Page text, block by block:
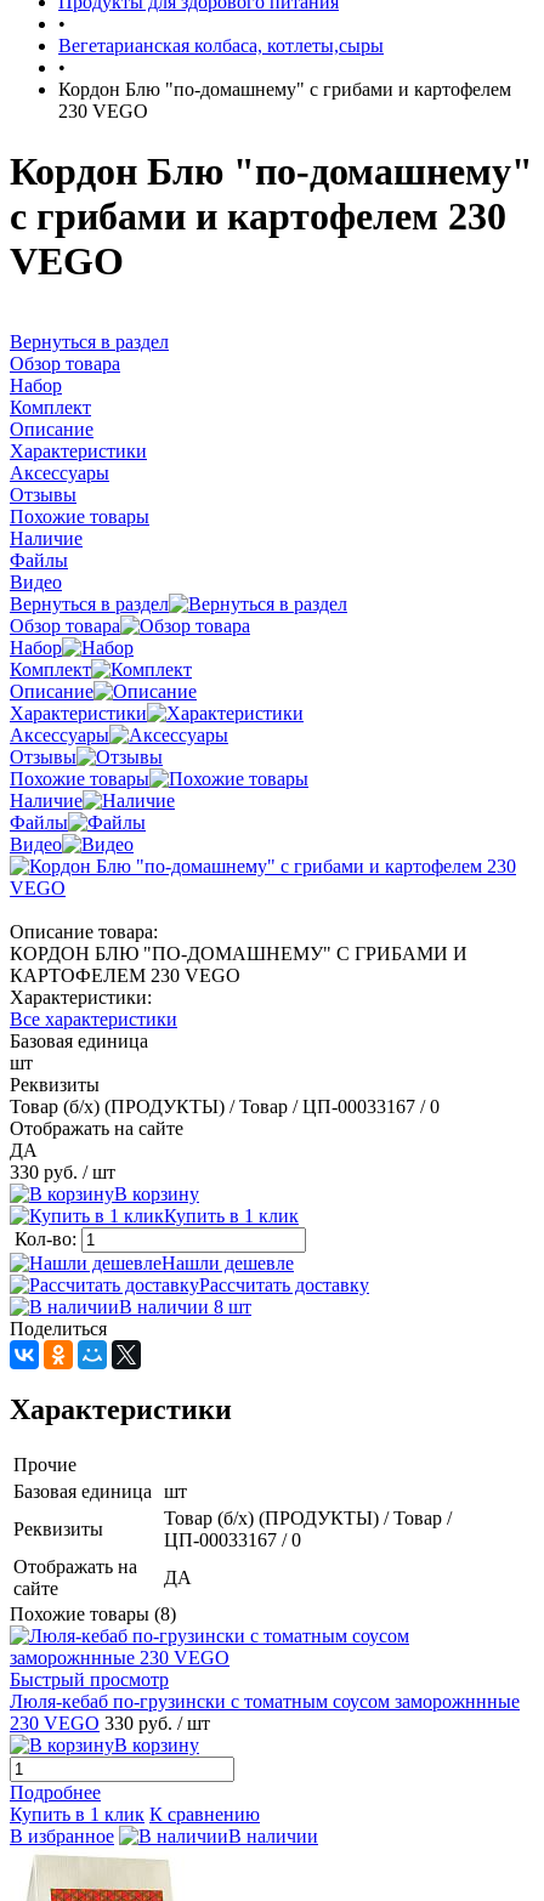
•
Вегетарианская колбаса, котлеты,сыры
•
Кордон Блю "по-домашнему" с грибами и картофелем
230 VEGO
Кордон Блю "по-домашнему"
с грибами и картофелем 230
VEGO
Вернуться в раздел
Обзор товара
Набор
Комплект
Описание
Характеристики
Аксессуары
Отзывы
Похожие товары
Наличие
Файлы
Видео
Вернуться в раздел
Обзор товара
Набор
Комплект
Описание
Характеристики
Аксессуары
Отзывы
Похожие товары
Наличие
Файлы
Видео
Описание товара:
КОРДОН БЛЮ "ПО-ДОМАШНЕМУ" С ГРИБАМИ И
КАРТОФЕЛЕМ 230 VEGO
Характеристики:
Все характеристики
Базовая единица
шт
Реквизиты
Товар (б/х) (ПРОДУКТЫ) / Товар / ЦП-00033167 / 0
Отображать на сайте
ДА
330 руб. / шт
В корзину
Купить в 1 клик
Кол-во:
Нашли дешевле
Рассчитать доставку
В наличии 8 шт
Поделиться
Характеристики
Прочие
Базовая единица
шт
Реквизиты
Товар (б/х) (ПРОДУКТЫ) / Товар /
ЦП-00033167 / 0
Отображать на
сайте
ДА
Похожие товары (8)
Быстрый просмотр
Люля-кебаб по-грузински с томатным соусом заморожннные
230 VEGO 330 руб. / шт
В корзину
Подробнее
Купить в 1 клик К сравнению
В избранное
В наличии